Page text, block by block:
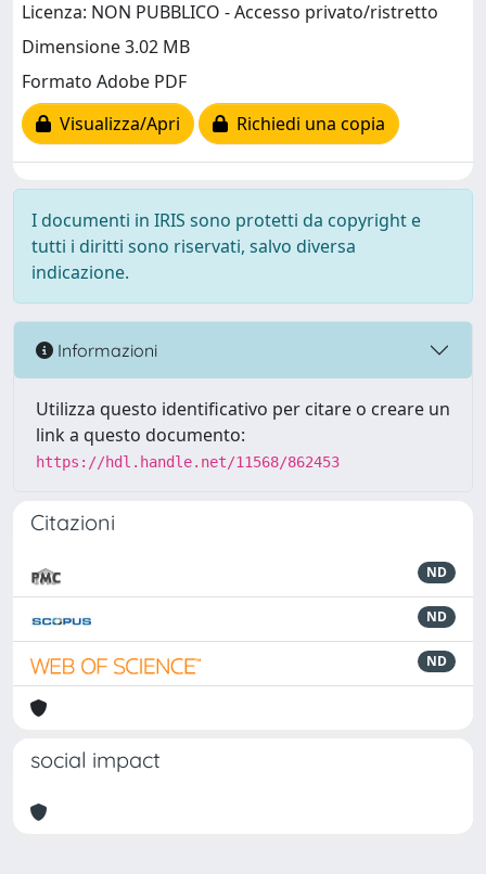
Licenza: NON PUBBLICO - Accesso privato/ristretto
Dimensione 3.02 MB
Formato Adobe PDF
Visualizza/Apri
Richiedi una copia
I documenti in IRIS sono protetti da copyright e
tutti i diritti sono riservati, salvo diversa
indicazione.
Informazioni
Utilizza questo identificativo per citare o creare un
link a questo documento:
https://hdl.handle.net/11568/862453
Citazioni
ND
ND
ND
social impact